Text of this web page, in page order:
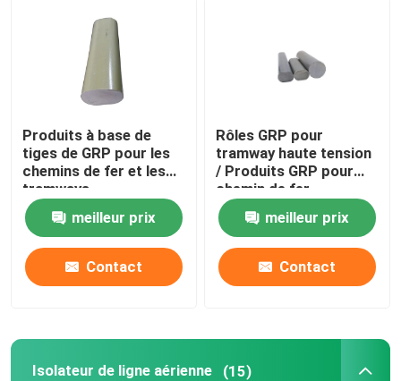
Demandez un devis
Isolateur ferroviaire
Tubes en fibre de verre époxy
Outils de ligne en direct
Produits à base de GRP en caténaire
Produits à base de
tiges de GRP pour les
chemins de fer et les
tramways
meilleur prix
Contact
Rôles GRP pour
tramway haute tension
/ Produits GRP pour
chemin de fer
meilleur prix
Contact
Isolateur de ligne aérienne (15)